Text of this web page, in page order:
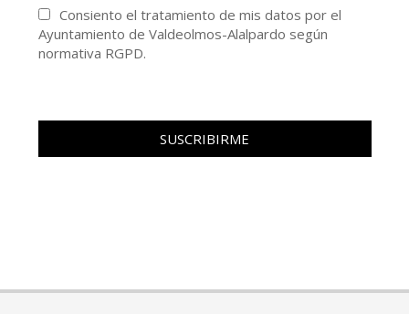
Consiento el tratamiento de mis datos por el
Ayuntamiento de Valdeolmos-Alalpardo según
normativa RGPD.